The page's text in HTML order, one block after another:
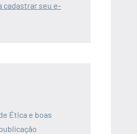
cadastrar seu e-
Ética e boas